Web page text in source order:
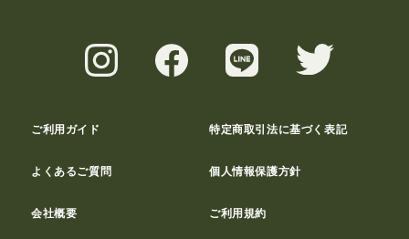
ご利用ガイド 特定商取引法に基づく表記
よくあるご質問 個人情報保護方針
会社概要 ご利用規約